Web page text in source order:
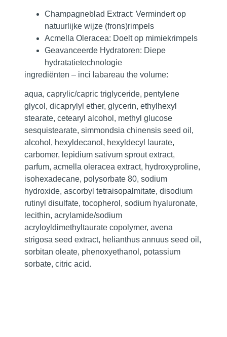
Champagneblad Extract: Vermindert op
natuurlijke wijze (frons)rimpels
Acmella Oleracea: Doelt op mimiekrimpels
Geavanceerde Hydratoren: Diepe
hydratatietechnologie
ingrediënten – inci labareau the volume:
aqua, caprylic/capric triglyceride, pentylene
glycol, dicaprylyl ether, glycerin, ethylhexyl
stearate, cetearyl alcohol, methyl glucose
sesquistearate, simmondsia chinensis seed oil,
alcohol, hexyldecanol, hexyldecyl laurate,
carbomer, lepidium sativum sprout extract,
parfum, acmella oleracea extract, hydroxyproline,
isohexadecane, polysorbate 80, sodium
hydroxide, ascorbyl tetraisopalmitate, disodium
rutinyl disulfate, tocopherol, sodium hyaluronate,
lecithin, acrylamide/sodium
acryloyldimethyltaurate copolymer, avena
strigosa seed extract, helianthus annuus seed oil,
sorbitan oleate, phenoxyethanol, potassium
sorbate, citric acid.